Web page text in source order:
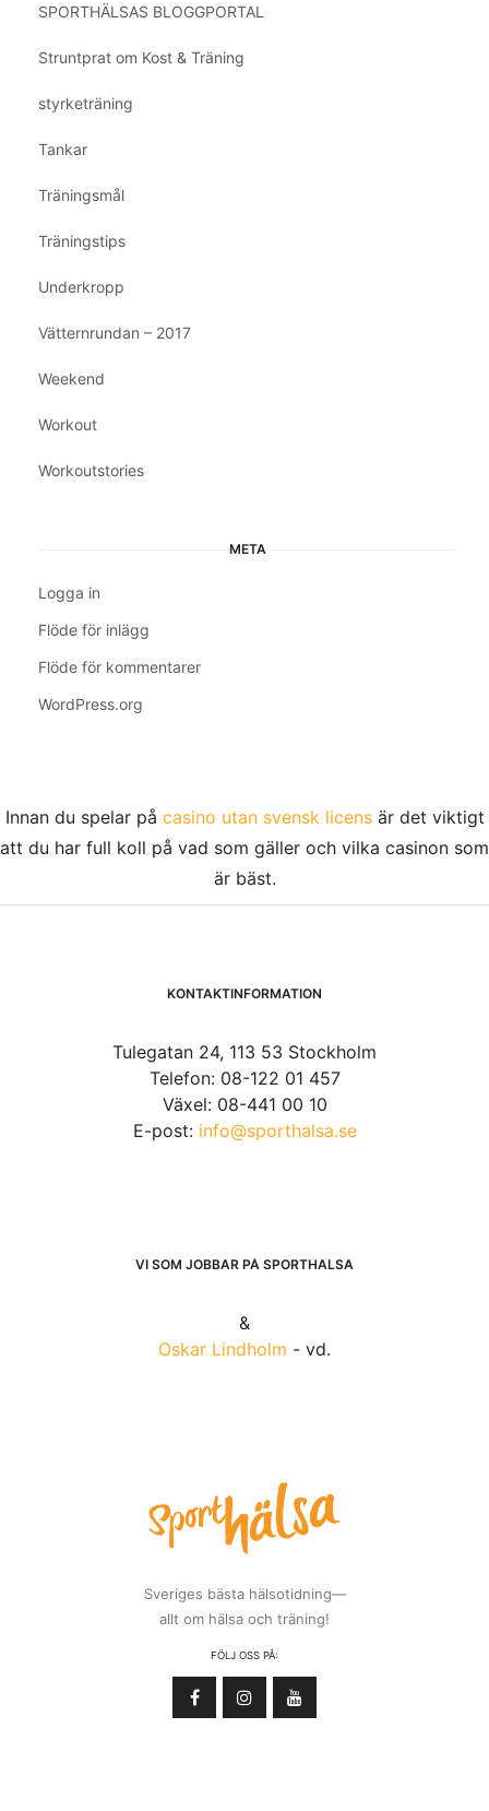
SPORTHÄLSAS BLOGGPORTAL
Struntprat om Kost & Träning
styrketräning
Tankar
Träningsmål
Träningstips
Underkropp
Vätternrundan – 2017
Weekend
Workout
Workoutstories
META
Logga in
Flöde för inlägg
Flöde för kommentarer
WordPress.org
Innan du spelar på casino utan svensk licensär det viktigt
att du har full koll på vad som gäller och vilka casinon som
är bäst.
KONTAKTINFORMATION
Tulegatan 24, 113 53 Stockholm
Telefon: 08-122 01 457
Växel: 08-441 00 10
E-post: info@sporthalsa.se
VI SOM JOBBAR PÅ SPORTHÄLSA
&
Oskar Lindholm - vd.
Sveriges bästa hälsotidning—
allt om hälsa och träning!
FÖLJ OSS PÅ: